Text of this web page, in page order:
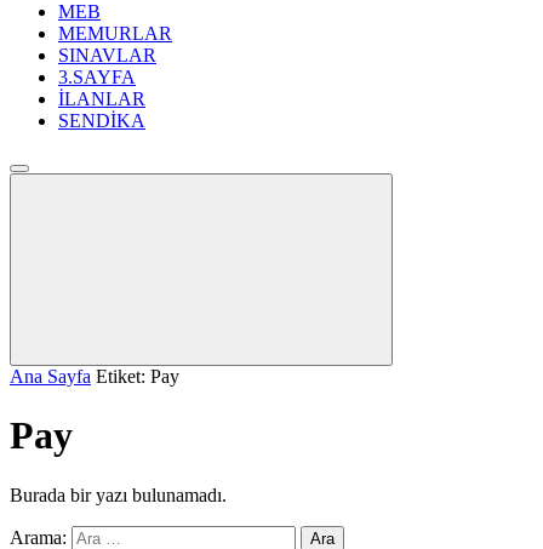
MEB
MEMURLAR
SINAVLAR
3.SAYFA
İLANLAR
SENDİKA
Ana Sayfa Etiket: Pay
Pay
Burada bir yazı bulunamadı.
Arama: